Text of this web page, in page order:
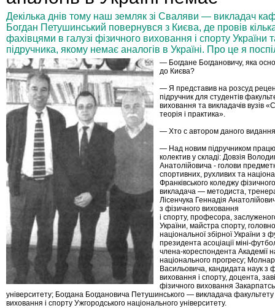
Декілька днів тому наш земляк зі Сваляви — викладач
Богдан Петушинський повернувся з Києва, де провів
фахівцями в галузі фізичного виховання і спорту України
підручника, якому немає аналогів в Україні. Про це я
— Богдане Богдановичу, яка
до Києва?
— Я представив на розсуд
підручник для студентів
виховання та викладачів вузів
теорія і практика».
— Хто с автором даного
— Над новим підручником
колектив у складі: Довзія
Анатолійовича - голови
спортивних, рухливих та
Франківського коледжу
викладача — методиста,
Лісенчука Геннадія
з фізичного виховання
і спорту, професора,
України, майстра спорту,
національної збірної України з
президента асоціації міні-
члена-кореспондента Академії
національного прогресу;
Васильовича, кандидата наук з
виховання і спорту, доцента,
фізичного виховання
університету; Богдана Богдановича Петушинського — викладача факультету
виховання і спорту Ужгородського національного університету.